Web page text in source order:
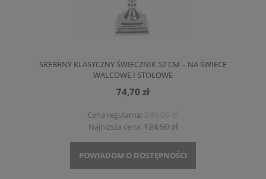
SREBRNY KLASYCZNY ŚWIECZNIK 52 CM – NA ŚWIECE
WALCOWE I STOŁOWE
74,70 zł
Cena regularna:
Najniższa cena: 124,50 zł
POWIADOM O DOSTĘPNOŚCI